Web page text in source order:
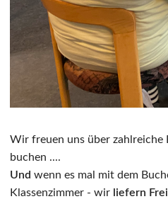
Wir freuen uns über zahlreiche
buchen ....
Und wenn es mal mit dem
Klassenzimmer - wir liefern